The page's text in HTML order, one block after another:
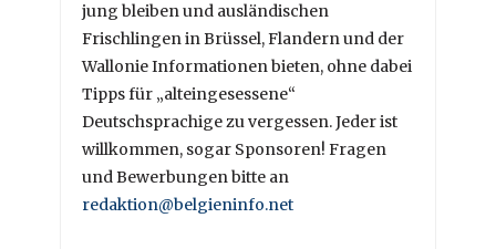
jung bleiben und ausländischen
Frischlingen in Brüssel, Flandern und der
Wallonie Informationen bieten, ohne dabei
Tipps für „alteingesessene“
Deutschsprachige zu vergessen. Jeder ist
willkommen, sogar Sponsoren! Fragen
und Bewerbungen bitte an
redaktion@belgieninfo.net